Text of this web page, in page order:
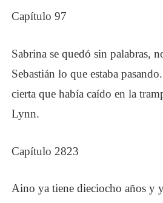
Capítulo 97
Sabrina se quedó sin palabras,
Sebastián lo que estaba
cierta que había caído en la
Lynn.
Capítulo 2823
Aino ya tiene dieciocho años y